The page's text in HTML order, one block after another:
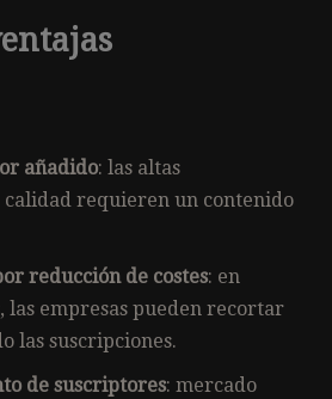
añadido: las altas
calidad requieren un contenido
reducción de costes: en
las empresas pueden recortar
las suscripciones.
de suscriptores: mercado